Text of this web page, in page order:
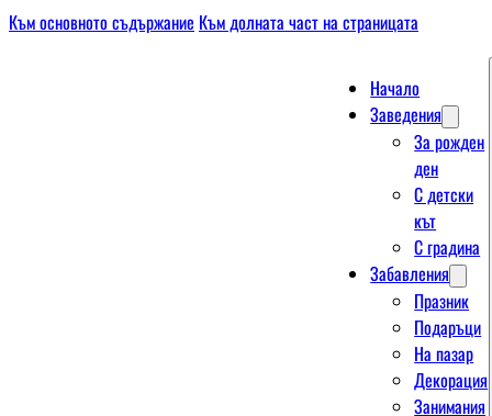
Към основното съдържание Към долната част на страницата
Начало
Заведения
За рожден
ден
С детски
кът
С градина
Забавления
Празник
Подаръци
На пазар
Декорация
Занимания